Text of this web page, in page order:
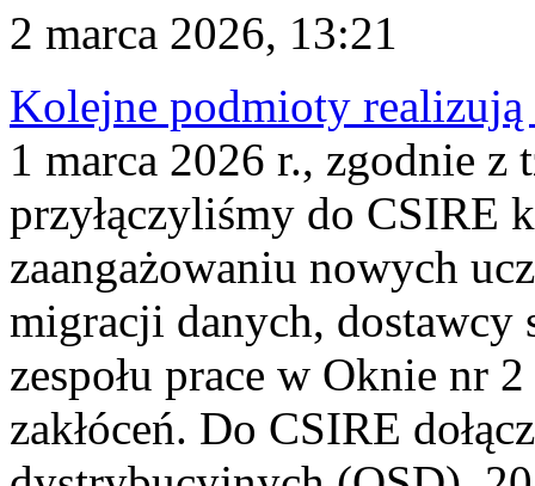
2 marca 2026, 13:21
Kolejne podmioty realizują
1 marca 2026 r., zgodnie z
przyłączyliśmy do CSIRE
zaangażowaniu nowych
migracji danych, dostawcy
zespołu prace w Oknie nr
zakłóceń. Do CSIRE